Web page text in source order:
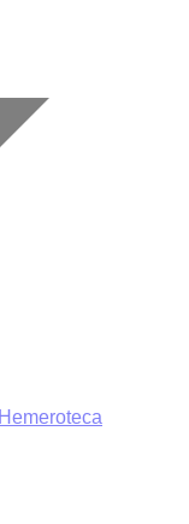
Hemeroteca